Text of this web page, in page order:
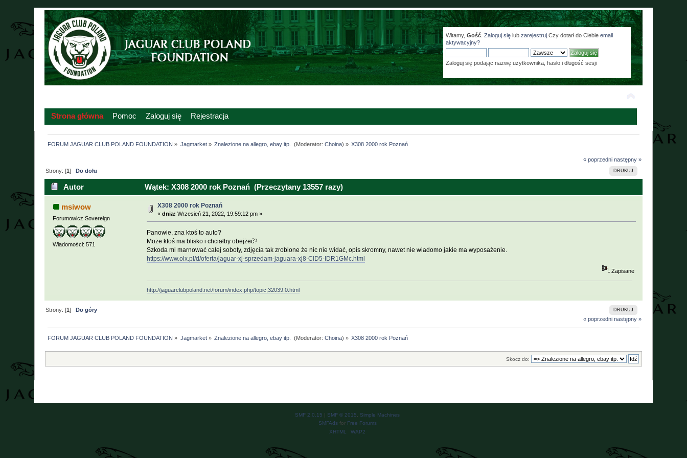
Witamy, Gość. Zaloguj sięlub zarejestruj.Czy dotarł do Ciebie email
aktywacyjny?
Zaloguj się podając nazwę użytkownika, hasło i długość sesji
Strona główna Pomoc Zaloguj się Rejestracja
FORUM JAGUAR CLUB POLAND FOUNDATION » Jagmarket» Znalezione na allegro, ebay itp. (Moderator:Choina) » X308 2000 rok Poznań
« poprzedni następny »
DRUKUJ
Strony: [1] Do dołu
Autor Wątek: X308 2000 rok Poznań (Przeczytany 13557 razy)
msiwow
Forumowicz Sovereign
Wiadomości: 571
X308 2000 rok Poznań
«dnia: Wrzesień 21, 2022, 19:59:12 pm »
Panowie, zna ktoś to auto?
Może ktoś ma blisko i chciałby obejżeć?
Szkoda mi marnować całej soboty, zdjęcia tak zrobione że nic nie widać, opis skromny, nawet nie wiadomo jakie ma wyposażenie.
https://www.olx.pl/d/oferta/jaguar-xj-sprzedam-jaguara-xj8-CID5-IDR1GMc.html
Zapisane
http://jaguarclubpoland.net/forum/index.php/topic,32039.0.html
DRUKUJ
Strony: [1]
Do góry
« poprzedni następny »
FORUM JAGUAR CLUB POLAND FOUNDATION » Jagmarket» Znalezione na allegro, ebay itp. (Moderator:Choina) » X308 2000 rok Poznań
Skocz do:
SMF 2.0.15 SMF © 2015, Simple Machines
SMFAdsfor Free Forums
XHTML
WAP2